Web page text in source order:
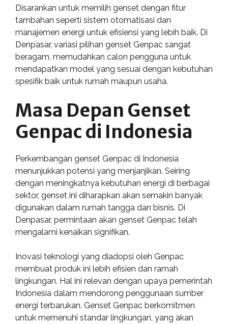
Disarankan untuk memilih genset dengan fitur
tambahan seperti sistem otomatisasi dan
manajemen energi untuk efisiensi yang lebih baik. Di
Denpasar, variasi pilihan genset Genpac sangat
beragam, memudahkan calon pengguna untuk
mendapatkan model yang sesuai dengan kebutuhan
spesifik baik untuk rumah maupun usaha.
Masa Depan Genset
Genpac di Indonesia
Perkembangan genset Genpac di Indonesia
menunjukkan potensi yang menjanjikan. Seiring
dengan meningkatnya kebutuhan energi di berbagai
sektor, genset ini diharapkan akan semakin banyak
digunakan dalam rumah tangga dan bisnis. Di
Denpasar, permintaan akan genset Genpac telah
mengalami kenaikan signifikan.
Inovasi teknologi yang diadopsi oleh Genpac
membuat produk ini lebih efisien dan ramah
lingkungan. Hal ini relevan dengan upaya pemerintah
Indonesia dalam mendorong penggunaan sumber
energi terbarukan. Genset Genpac berkomitmen
untuk memenuhi standar lingkungan, yang akan